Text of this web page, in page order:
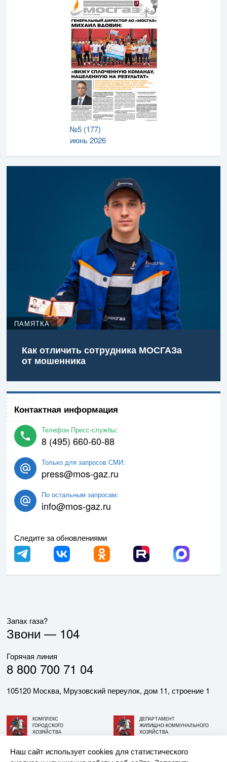
№5 (177)
июнь 2026
ПАМЯТКА
Как отличить сотрудника МОСГАЗа
от мошенника
Контактная информация
Телефон Пресс-службы:
8 (495) 660-60-88
Только для запросов СМИ:
press@mos-gaz.ru
По остальным запросам:
info@mos-gaz.ru
Следите за обновлениями
Запах газа?
Звони — 104
Горячая линия
8 800 700 71 04
105120 Москва, Мрузовский переулок, дом 11, строение 1
КОМПЛЕКС
ГОРОДСКОГО
ХОЗЯЙСТВА
ДЕПАРТАМЕНТ
ЖИЛИЩНО-КОММУНАЛЬНОГО
ХОЗЯЙСТВА
Наш сайт использует cookies для статистического